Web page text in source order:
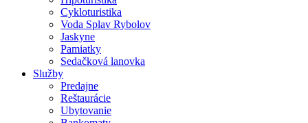
Cykloturistika
Voda Splav Rybolov
Jaskyne
Pamiatky
Sedačková lanovka
Služby
Predajne
Reštaurácie
Ubytovanie